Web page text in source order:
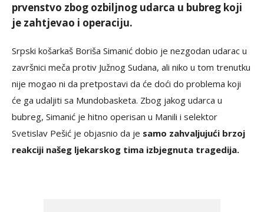
prvenstvo zbog ozbiljnog udarca u bubreg koji
je zahtjevao i operaciju.
Srpski košarkaš Boriša Simanić dobio je nezgodan udarac u
završnici meča protiv Južnog Sudana, ali niko u tom trenutku
nije mogao ni da pretpostavi da će doći do problema koji
će ga udaljiti sa Mundobasketa. Zbog jakog udarca u
bubreg, Simanić je hitno operisan u Manili i selektor
Svetislav Pešić je objasnio da je samo zahvaljujući brzoj
reakciji našeg ljekarskog tima izbjegnuta tragedija.